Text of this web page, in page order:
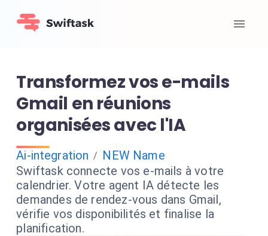
Transformez vos e-mails
Gmail en réunions
organisées avec l'IA
Ai-integration / NEW Name
Swiftask connecte vos e-mails à votre
calendrier. Votre agent IA détecte les
demandes de rendez-vous dans Gmail,
vérifie vos disponibilités et finalise la
planification.